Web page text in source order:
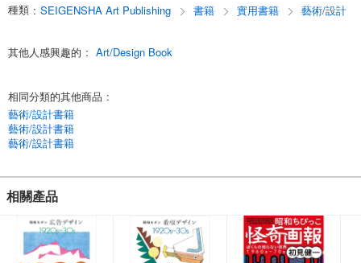
這些廣告充滿了當時男孩和女孩的夢想和憧憬，就在大阪世界博覽會之
前。
編輯：Hoto Hiroshi Okokotakanobu
English
種類 : SEIGENSHA Art Publishing 書籍 實用書籍 藝術/設計
其他人感興趣的 : Art/Design Book
相同分類的其他商品 :
藝術/設計書籍
藝術/設計書籍
藝術/設計書籍
相關產品